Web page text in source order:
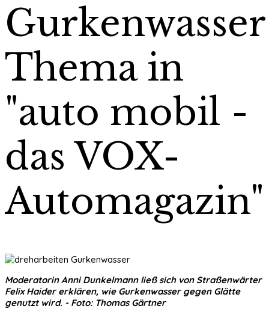
Gurkenwasser
Thema in
"auto mobil -
das VOX-
Automagazin"
Moderatorin Anni Dunkelmann ließ sich von Straßenwärter
Felix Haider erklären, wie Gurkenwasser gegen Glätte
genutzt wird. - Foto: Thomas Gärtner